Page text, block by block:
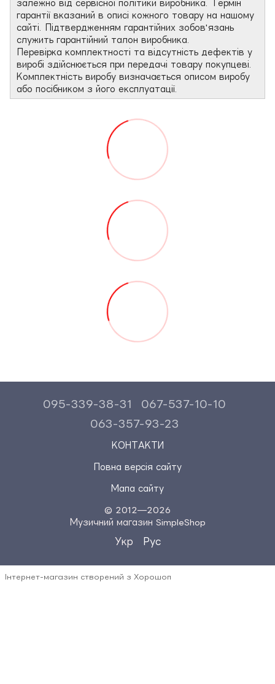
залежно від сервісної політики виробника. Термін
гарантії вказаний в описі кожного товару на нашому
сайті. Підтвердженням гарантійних зобов'язань
служить гарантійний талон виробника.
Перевірка комплектності та відсутність дефектів у
виробі здійснюється при передачі товару покупцеві.
Комплектність виробу визначається описом виробу
або посібником з його експлуатації.
095-339-38-31
067-537-10-10
063-357-93-23
КОНТАКТИ
Повна версія сайту
Мапа сайту
© 2012—2026
Музичний магазин SimpleShop
Укр Рус
Інтернет-магазин створений з Хорошоп